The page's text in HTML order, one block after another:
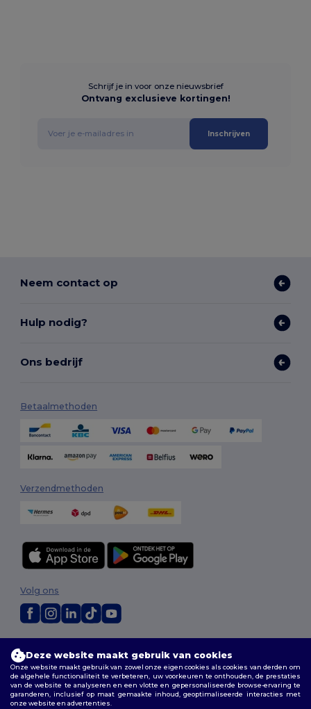
Schrijf je in voor onze nieuwsbrief
Ontvang exclusieve kortingen!
Inschrijven
Neem contact op
Hulp nodig?
Ons bedrijf
Betaalmethoden
Verzendmethoden
Algemene voorwaarden|Aanpassingsbeleid|Privacybeleid
Cookiebeleid|Sitemap
Volg ons
Bruxelles | Anvers| Mortsel| Malines | Lierre | Turnhout|Geel|
Deze website maakt gebruik van cookies
Onze website maakt gebruik van zowel onze eigen cookies als cookies van derden om
de algehele functionaliteit te verbeteren, uw voorkeuren te onthouden, de prestaties
van de website te analyseren en een vlotte en gepersonaliseerde browse-ervaring te
garanderen, inclusief op maat gemaakte inhoud, geoptimaliseerde interacties met
onze website en advertenties.